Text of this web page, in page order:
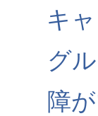
キ
グ
障